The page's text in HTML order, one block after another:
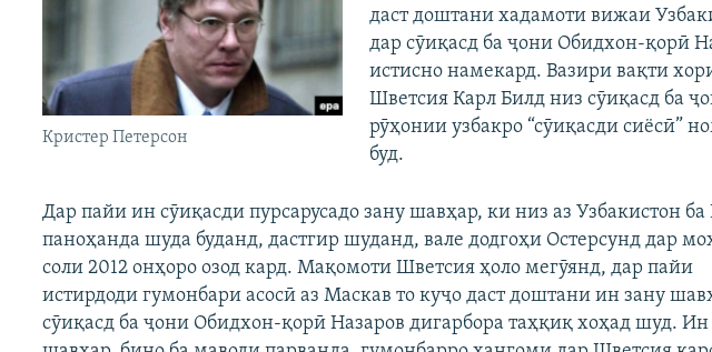
Кристер Петерсон
даст доштани хадамоти вижаи
дар сӯиқасд ба ҷони Обидхон-қорӣ
истисно намекард. Вазири вақти
Шветсия Карл Билд низ сӯиқасд ба
рӯҳонии узбакро “сӯиқасди сиёсӣ”
буд.
Дар пайи ин сӯиқасди пурсарусадо зану шавҳар, ки низ аз Узбакистон
паноҳанда шуда буданд, дастгир шуданд, вале додгоҳи Остерсунд дар
соли 2012 онҳоро озод кард. Мақомоти Шветсия ҳоло мегӯянд, дар пайи
истирдоди гумонбари асосӣ аз Маскав то куҷо даст доштани ин зану
сӯиқасд ба ҷони Обидхон-қорӣ Назаров дигарбора таҳқиқ хоҳад шуд. Ин